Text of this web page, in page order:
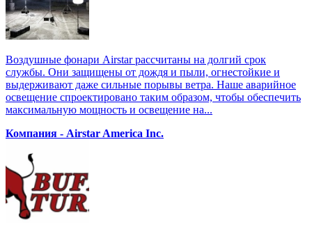
Воздушные фонари Airstar рассчитаны на долгий срок
службы. Они защищены от дождя и пыли, огнестойкие и
выдерживают даже сильные порывы ветра. Наше аварийное
освещение спроектировано таким образом, чтобы обеспечить
максимальную мощность и освещение на...
Компания - Airstar America Inc.